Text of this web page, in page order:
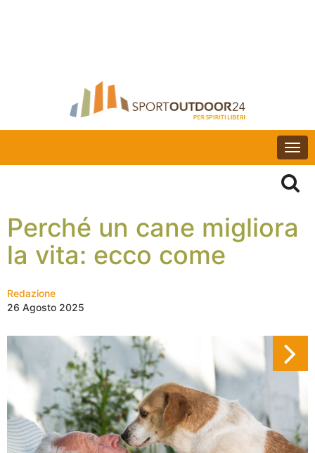
Perché un cane migliora
la vita: ecco come
Redazione
26 Agosto 2025